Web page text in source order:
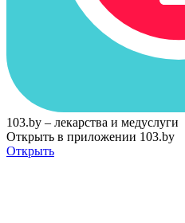
103.by – лекарства и медуслуги
Открыть в приложении 103.by
Открыть